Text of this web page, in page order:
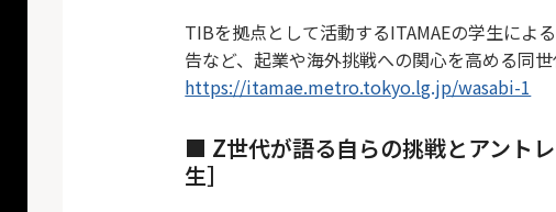
TIBを拠点として活動するITAMAEの学生によ
告など、起業や海外挑戦への関心を高める同
https://itamae.metro.tokyo.lg.jp/wasabi-1
■ Z世代が語る自らの挑戦とアント
生］